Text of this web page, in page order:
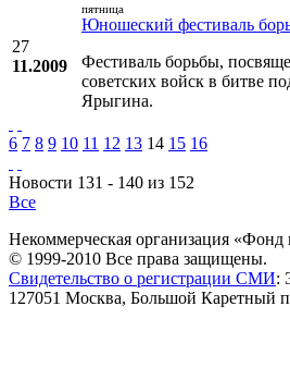
27
11.2009
пятница
Юношеский фестиваль
Фестиваль борьбы,
советских войск в битве
Ярыгина.
6 7 8 9 10 11 12 13 14 15 16
Новости 131 - 140 из 152
Все
Некоммерческая организация
© 1999-2010 Все права защищены.
Свидетельство о регистрации СМИ:
127051 Москва, Большой Каретный